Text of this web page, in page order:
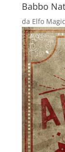
Babbo
da Elfo